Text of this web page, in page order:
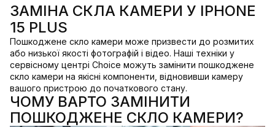
ЗАМІНА СКЛА КАМЕРИ У IPHONE
15 PLUS
Пошкоджене скло камери може призвести до розмитих
або низької якості фотографій і відео. Наші техніки у
сервісному центрі Choice можуть замінити пошкоджене
скло камери на якісні компоненти, відновивши камеру
вашого пристрою до початкового стану.
ЧОМУ ВАРТО ЗАМІНИТИ
ПОШКОДЖЕНЕ СКЛО КАМЕРИ?